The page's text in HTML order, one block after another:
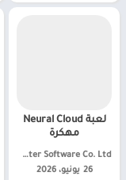
لعبة Neural Cloud
مهكرة
Darkwinter Software Co. Ltd.‏
26 يونيو، 2026